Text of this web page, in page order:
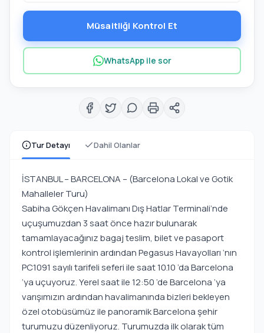
Tur Detayı Dahil Olanlar
İSTANBUL – BARCELONA – (Barcelona Lokal ve Gotik
Mahalleler Turu)
Sabiha Gökçen Havalimanı Dış Hatlar Terminali’nde
uçuşumuzdan 3 saat önce hazır bulunarak
tamamlayacağınız bagaj teslim, bilet ve pasaport
kontrol işlemlerinin ardından Pegasus Havayolları ‘nın
PC1091 sayılı tarifeli seferi ile saat 10.10 ’da Barcelona
‘ya uçuyoruz. Yerel saat ile 12:50 ’de Barcelona ‘ya
varışımızın ardından havalimanında bizleri bekleyen
özel otobüsümüz ile panoramik Barcelona şehir
turumuzu düzenliyoruz. Turumuzda ilk olarak tüm
Müsaitliği Kontrol Et
WhatsApp ile sor